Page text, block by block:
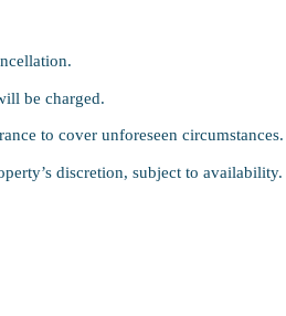
be charged.
to cover unforeseen circumstances.
discretion, subject to availability.